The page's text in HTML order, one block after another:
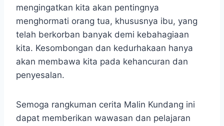
mengingatkan kita akan pentingnya
menghormati orang tua, khususnya ibu, yang
telah berkorban banyak demi kebahagiaan
kita. Kesombongan dan kedurhakaan hanya
akan membawa kita pada kehancuran dan
penyesalan.
Semoga rangkuman cerita Malin Kundang ini
dapat memberikan wawasan dan pelajaran